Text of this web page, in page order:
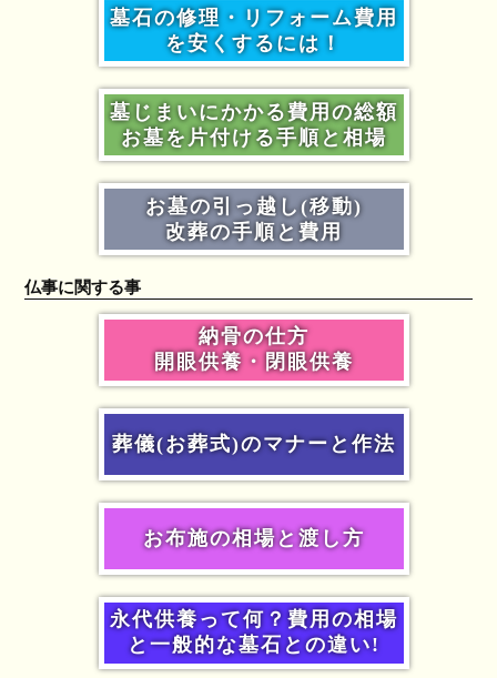
墓石の修理・リフォーム費用
を安くするには！
墓じまいにかかる費用の総額
お墓を片付ける手順と相場
お墓の引っ越し(移動)
改葬の手順と費用
仏事に関する事
納骨の仕方
開眼供養・閉眼供養
葬儀(お葬式)のマナーと作法
お布施の相場と渡し方
永代供養って何？費用の相場
と一般的な墓石との違い!